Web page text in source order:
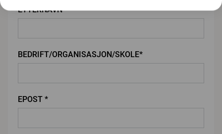
ETTERNAVN*
BEDRIFT/ORGANISASJON/SKOLE*
EPOST *